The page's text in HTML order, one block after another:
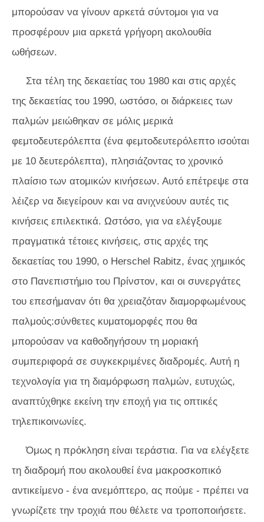
μπορούσαν να γίνουν αρκετά σύντομοι για να
προσφέρουν μια αρκετά γρήγορη ακολουθία
ωθήσεων.
Στα τέλη της δεκαετίας του 1980 και στις αρχές
της δεκαετίας του 1990, ωστόσο, οι διάρκειες των
παλμών μειώθηκαν σε μόλις μερικά
φεμτοδευτερόλεπτα (ένα φεμτοδευτερόλεπτο ισούται
με 10 δευτερόλεπτα), πλησιάζοντας το χρονικό
πλαίσιο των ατομικών κινήσεων. Αυτό επέτρεψε στα
λέιζερ να διεγείρουν και να ανιχνεύουν αυτές τις
κινήσεις επιλεκτικά. Ωστόσο, για να ελέγξουμε
πραγματικά τέτοιες κινήσεις, στις αρχές της
δεκαετίας του 1990, ο Herschel Rabitz, ένας χημικός
στο Πανεπιστήμιο του Πρίνστον, και οι συνεργάτες
του επεσήμαναν ότι θα χρειαζόταν διαμορφωμένους
παλμούς:σύνθετες κυματομορφές που θα
μπορούσαν να καθοδηγήσουν τη μοριακή
συμπεριφορά σε συγκεκριμένες διαδρομές. Αυτή η
τεχνολογία για τη διαμόρφωση παλμών, ευτυχώς,
αναπτύχθηκε εκείνη την εποχή για τις οπτικές
τηλεπικοινωνίες.
Όμως η πρόκληση είναι τεράστια. Για να ελέγξετε
τη διαδρομή που ακολουθεί ένα μακροσκοπικό
αντικείμενο - ένα ανεμόπτερο, ας πούμε - πρέπει να
γνωρίζετε την τροχιά που θέλετε να τροποποιήσετε.